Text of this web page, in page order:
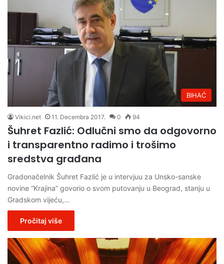
BIHAĆ
Vikici.net 11. Decembra 2017. 0 94
Šuhret Fazlić: Odlučni smo da odgovorno
i transparentno radimo i trošimo
sredstva građana
Gradonačelnik Šuhret Fazlić je u intervjuu za Unsko-sanske
novine “Krajina” govorio o svom putovanju u Beograd, stanju u
Gradskom vijeću,…
Pročitaj više